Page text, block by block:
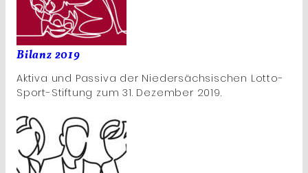
Bilanz 2019
Aktiva und Passiva der Niedersächsischen Lotto-
Sport-Stiftung zum 31. Dezember 2019.